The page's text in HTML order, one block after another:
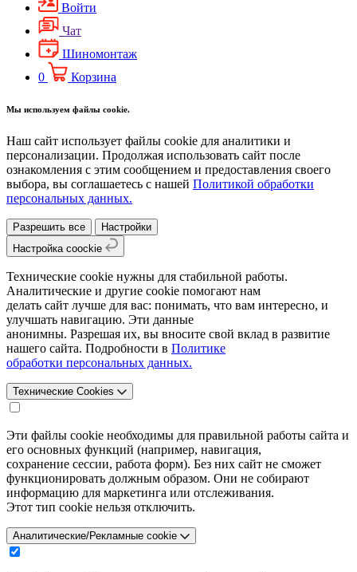
Войти
Чат
Шиномонтаж
0
Корзина
Мы используем файлы cookie.
Наш сайт использует файлы cookie для аналитики и
персонализации. Продолжая использовать сайт после
ознакомления с этим сообщением и предоставления своего
выбора, вы соглашаетесь с нашей Политикой обработки
персональных данных.
Разрешить все
Настройки
Настройка coockie
Технические cookie нужны для стабильной работы.
Аналитические и другие cookie помогают нам
делать сайт лучше для вас: понимать, что вам интересно, и
улучшать навигацию. Эти данные
анонимны. Разрешая их, вы вносите свой вклад в развитие
нашего сайта. Подробности в Политике
обработки персональных данных.
Технические Cookies
Эти файлы cookie необходимы для правильной работы сайта и
его основных функций (например, навигация,
сохранение сессии, работа форм). Без них сайт не сможет
функционировать должным образом. Они не собирают
информацию для маркетинга или отслеживания.
Этот тип cookie нельзя отключить.
Аналитические/Рекламные cookie